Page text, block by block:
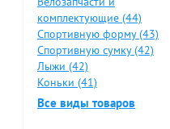
комплектующие (44)
Спортивную форму (43)
Спортивную сумку (42)
Лыжи (42)
Коньки (41)
Все виды товаров